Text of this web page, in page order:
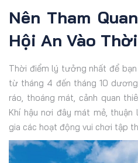
Nên Tham
Hội An Vào
Thời điểm lý tưởng nhất để bạn
từ tháng 4 đến tháng 10
ráo, thoáng mát, cảnh quan
Khí hậu nơi đây mát mẻ,
gia các hoạt động vui chơi tập